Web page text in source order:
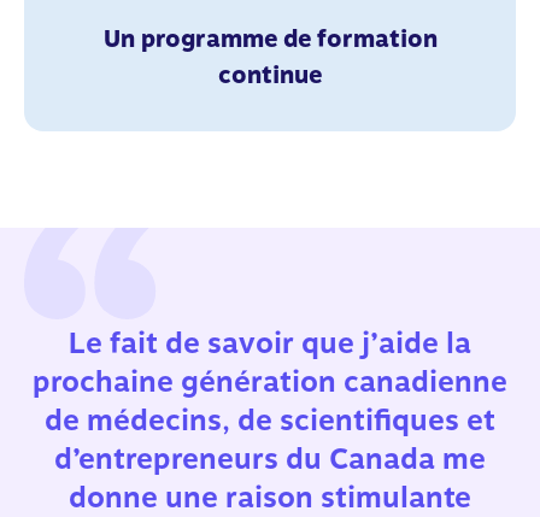
Un programme de formation
continue
Le fait de savoir que j’aide la
prochaine génération canadienne
de médecins, de scientifiques et
d’entrepreneurs du Canada me
donne une raison stimulante